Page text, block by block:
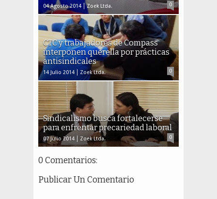
04 Agosto 2014 Zoek Ltda. 0
CTC y trabajadores de Compass
interponen querella por prácticas
antisindicales
14 Julio 2014 Zoek Ltda. 0
Sindicalismo busca fortalecerse
para enfrentar precariedad laboral
07 Julio 2014 Zoek Ltda. 0
0 Comentarios:
Publicar Un Comentario